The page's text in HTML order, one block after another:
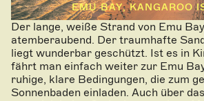
EMU BAY, KANGAROO
Der lange, weiße Strand von Emu
atemberaubend. Der traumhafte
liegt wunderbar geschützt. Ist es in
fährt man einfach weiter zur Emu
ruhige, klare Bedingungen, die zum
Sonnenbaden einladen. Auch über